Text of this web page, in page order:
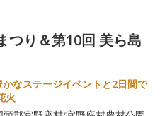
つり＆第10回 美ら島
なステージイベントと2日間で
火